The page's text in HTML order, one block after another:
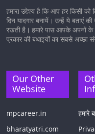
हमारा उद्देश्य है कि आप हर किसी
दिन यादगार बनायें। उन्हें ये बताएं
रखती है । हमारे पास आपके अपनों के
प्रकार की बधाइयों का सबसे अच्छा
Our Other
Website
mpcareer.in
bharatyatri.com
हमारे